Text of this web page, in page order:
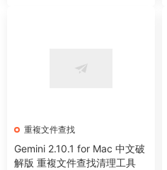
重複文件查找
Gemini 2.10.1 for Mac 中文破
解版 重複文件查找清理工具